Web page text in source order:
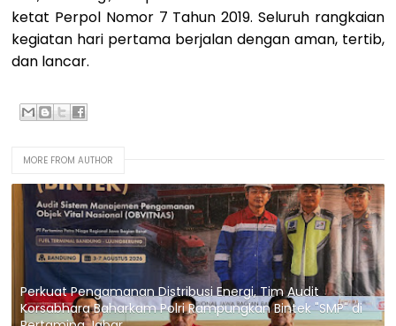
ketat Perpol Nomor 7 Tahun 2019. Seluruh rangkaian
kegiatan hari pertama berjalan dengan aman, tertib,
dan lancar.
MORE FROM AUTHOR
Perkuat Pengamanan Distribusi Energi, Tim Audit
Korsabhara Baharkam Polri Rampungkan Bintek "SMP" di